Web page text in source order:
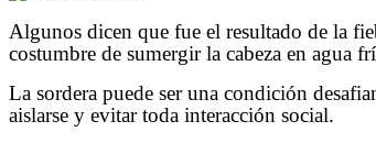
Algunos dicen que fue el resultado de la
costumbre de sumergir la cabeza en agua
La sordera puede ser una condición
aislarse y evitar toda interacción social.